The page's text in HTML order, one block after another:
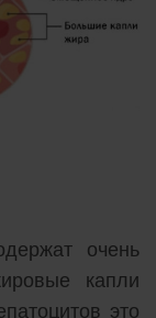
очень
капли
это